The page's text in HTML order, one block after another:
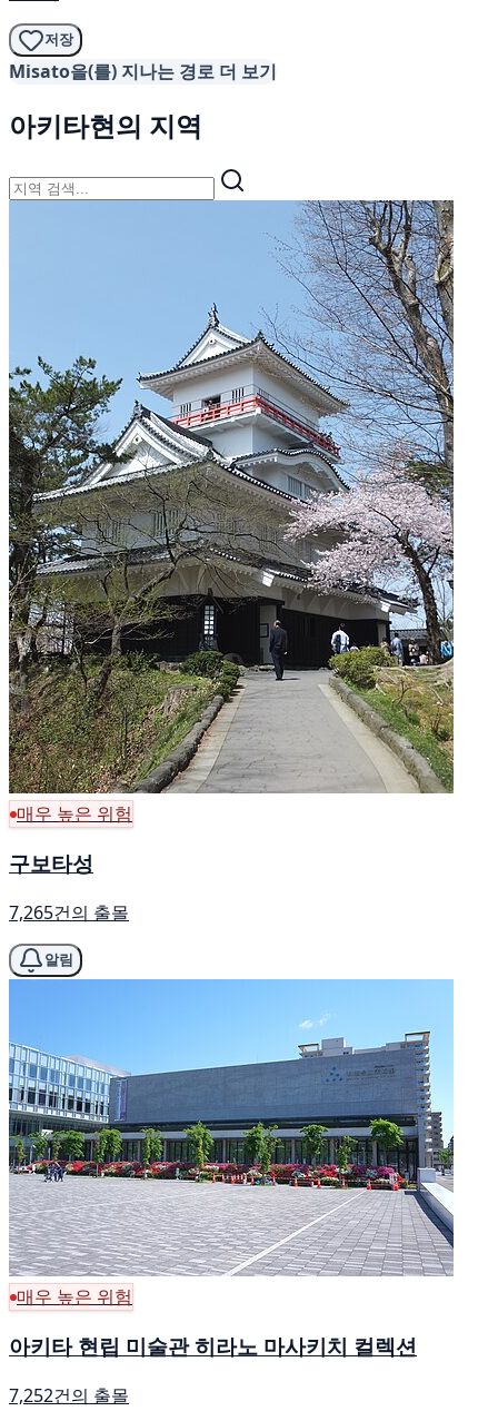
저장
Misato을(를) 지나는 경로 더 보기
아키타현의 지역
매우 높은 위험
구보타성
7,265건의 출몰
알림
매우 높은 위험
아키타 현립 미술관 히라노 마사키치 컬렉션
7,252건의 출몰